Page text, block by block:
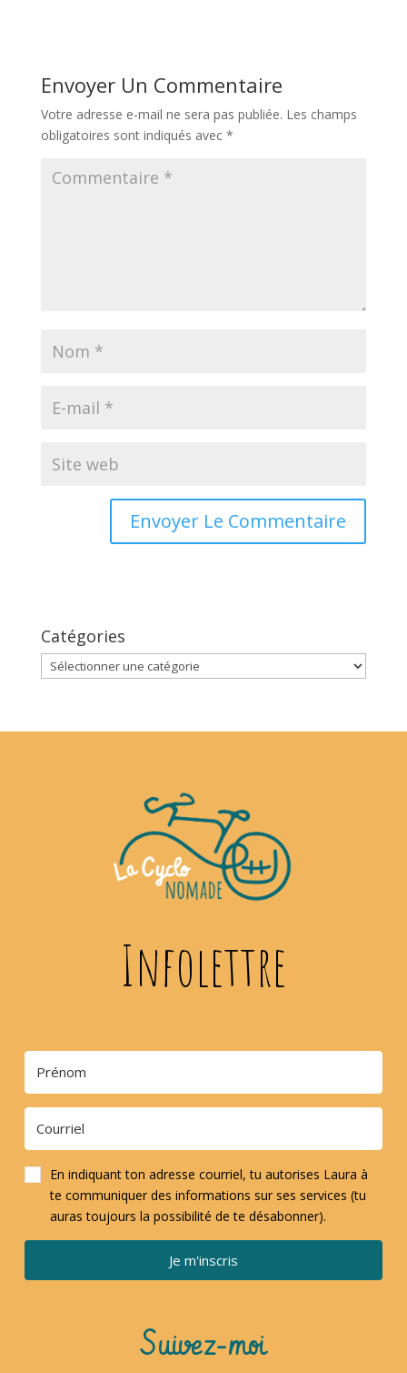
Envoyer Un Commentaire
Votre adresse e-mail ne sera pas publiée. Les champs
obligatoires sont indiqués avec *
Catégories
Catégories
Infolettre
En indiquant ton adresse courriel, tu autorises Laura à
te communiquer des informations sur ses services (tu
auras toujours la possibilité de te désabonner).
Je m'inscris
Suivez-moi